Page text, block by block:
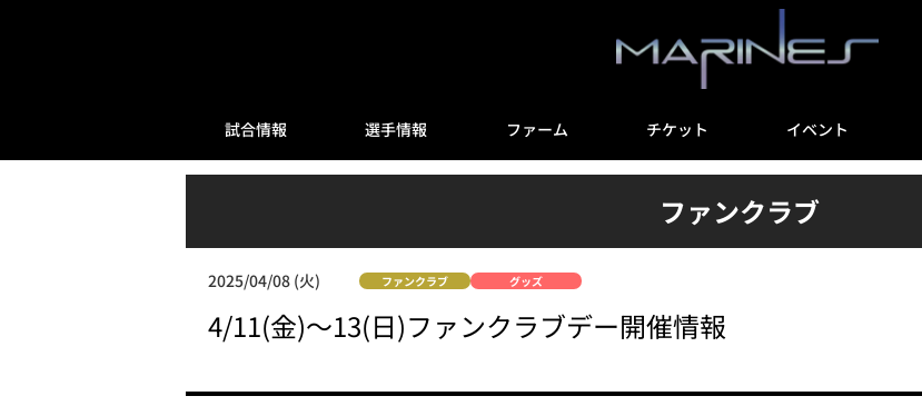
試合情報 選手情報 ファーム チケット イベント
ファンクラブ
2025/04/08 (火) ファンクラブ グッズ
4/11(金)～13(日)ファンクラブデー開催情報